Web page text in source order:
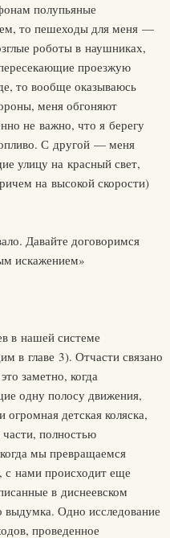
полупьяные
то пешеходы для меня —
роботы в наушниках,
проезжую
то вообще оказываюсь
меня обгоняют
не важно, что я берегу
С другой — меня
улицу на красный свет,
на высокой скорости)
Давайте договоримся
искажением»
в нашей системе
в главе 3). Отчасти связано
заметно, когда
одну полосу движения,
детская коляска,
полностью
мы превращаемся
нами происходит еще
в диснеевском
Одно исследование
проведенное